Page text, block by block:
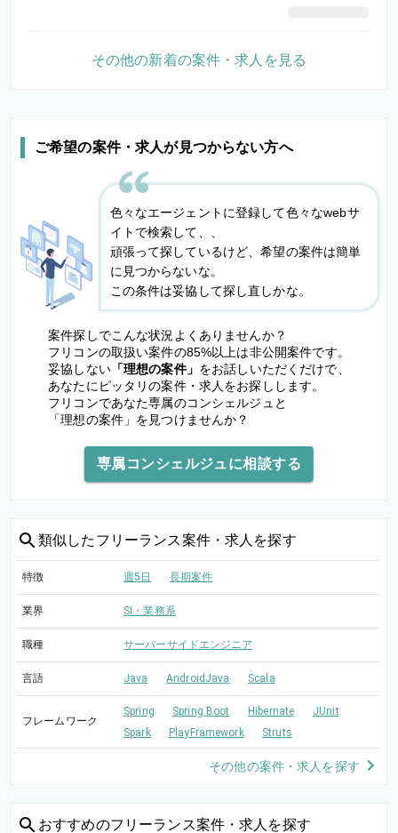
ご希望の案件・求人が見つからない方へ
色々なエージェントに登録して色々なwebサ
イトで検索して、、
頑張って探しているけど、希望の案件は簡単
に見つからないな。
この条件は妥協して探し直しかな。
案件探しでこんな状況よくありませんか？
フリコンの取扱い案件の85%以上は非公開案件です。
妥協しない「理想の案件」 をお話しいただくだけで、
あなたにピッタリの案件・求人をお探しします。
フリコンであなた専属のコンシェルジュと
「理想の案件」を見つけませんか？
専属コンシェルジュに相談する
類似した フリーランス案件・求人を探す
特徴 週5日 長期案件
業界 SI・業務系
職種 サーバーサイドエンジニア
言語 Java AndroidJava Scala
フレームワーク
Spring Spring Boot Hibernate
JUnit
Spark
PlayFramework Struts
その他の案件・求人を探す
おすすめのフリーランス案件・求人を探す
その他の新着の案件・求人を見る